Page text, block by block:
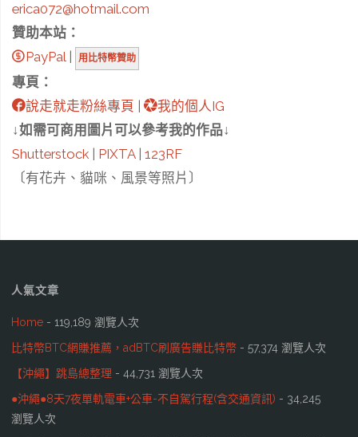
erica072@hotmail.com
贊助本站：
PayPal| 用比特幣贊助
專頁：
說走就走粉絲專頁
我的個人IG
↓如需可商用圖片可以參考我的作品↓
Shutterstock
PIXTA| 123RF
〔有花卉、貓咪、風景等照片〕
人氣文章
Home - 119,189 瀏覽人次
比特幣BTC網賺推薦，adBTC刷廣告賺比特幣 - 57,374 瀏覽人次
【沖繩】跳島總整理 - 44,731 瀏覽人次
●沖繩●8天7夜單軌電車+公車-不自駕行程(含交通資訊) - 34,245
瀏覽人次